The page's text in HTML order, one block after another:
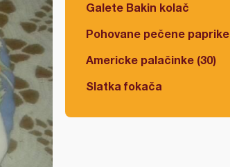
Galete Bakin kolač
Pohovane pečene paprike
Americke palačinke (30)
Slatka fokača